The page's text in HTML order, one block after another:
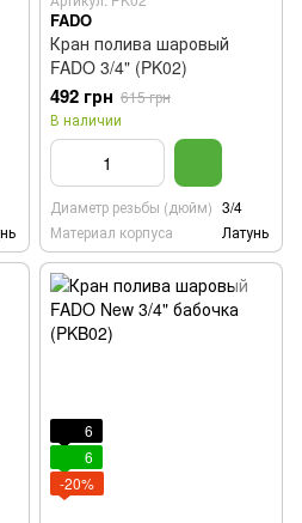
FADO
Кран полива шаровый
FADO 3/4" (PK02)
492 грн 615 грн
В наличии
Диаметр резьбы (дюйм) 3/4
Материал корпуса
Латунь
6
6
-20%